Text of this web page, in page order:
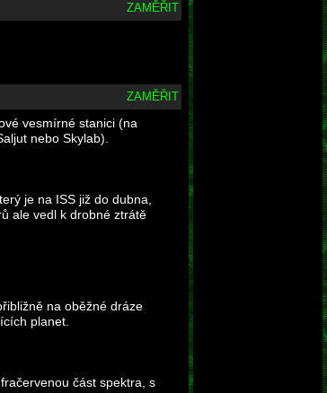
ZAMĚŘIT
ZAMĚŘIT
vesmírné stanici (na
nebo Skylab).
je na ISS již do dubna,
ale vedl k drobné ztrátě
na oběžné dráze
planet.
část spektra, s